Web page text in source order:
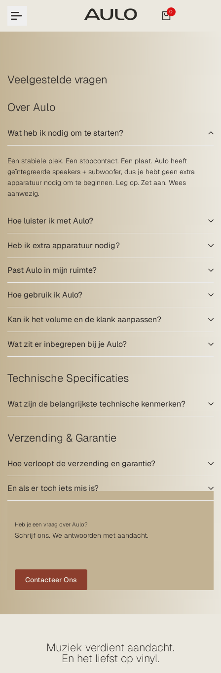
0
Veelgestelde vragen
Over Aulo
Wat heb ik nodig om te starten?
Een stabiele plek. Een stopcontact. Een plaat. Aulo heeft
geïntegreerde speakers + subwoofer, dus je hebt geen extra
apparatuur nodig om te beginnen. Leg op. Zet aan. Wees
aanwezig.
Hoe luister ik met Aulo?
Heb ik extra apparatuur nodig?
Past Aulo in mijn ruimte?
Hoe gebruik ik Aulo?
Kan ik het volume en de klank aanpassen?
Wat zit er inbegrepen bij je Aulo?
Technische Specificaties
Wat zijn de belangrijkste technische kenmerken?
Verzending & Garantie
Hoe verloopt de verzending en garantie?
En als er toch iets mis is?
Heb je een vraag over Aulo?
Schrijf ons. We antwoorden met aandacht.
Contacteer Ons
Muziek verdient aandacht.
En het liefst op vinyl.
missing: